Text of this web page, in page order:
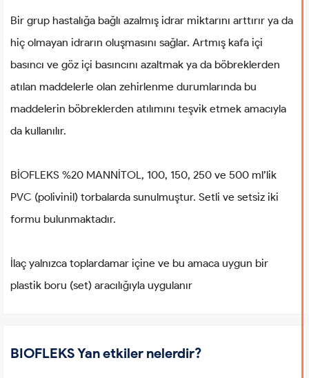
Bir grup hastalığa bağlı azalmış idrar miktarını arttırır ya da
hiç olmayan idrarın oluşmasını sağlar. Artmış kafa içi
basıncı ve göz içi basıncını azaltmak ya da böbreklerden
atılan maddelerle olan zehirlenme durumlarında bu
maddelerin böbreklerden atılımını teşvik etmek amacıyla
da kullanılır.
BİOFLEKS %20 MANNİTOL, 100, 150, 250 ve 500 ml’lik
PVC (polivinil) torbalarda sunulmuştur. Setli ve setsiz iki
formu bulunmaktadır.
İlaç yalnızca toplardamar içine ve bu amaca uygun bir
plastik boru (set) aracılığıyla uygulanır
BIOFLEKS Yan etkiler nelerdir?